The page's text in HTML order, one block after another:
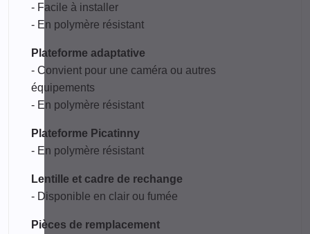
- Facile à installer
- En polymère résistant
Plateforme adaptative
- Convient pour une caméra ou autres
équipements
- En polymère résistant
Plateforme Picatinny
- En polymère résistant
Lentille et cadre de rechange
- Disponible en clair ou fumée
Pièces de remplacement